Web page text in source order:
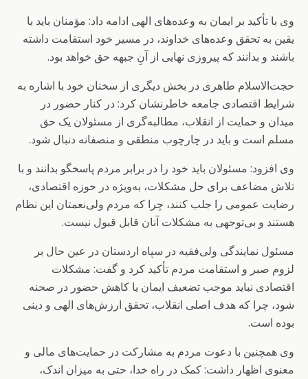
وی با تأکید بر ایمان به وعده‌های الهی ادامه داد: مؤمنان باید با
یقین به تحقق وعده‌های خداوند، در مسیر خود استقامت داشته
باشند و بدانند که پیروزی نهایی از آنِ جبهه حق خواهد بود.
حجت‌الاسلام طاهری در بخش دیگری از سخنان خود با اشاره به
شرایط اقتصادی جامعه خاطرنشان کرد: در کنار حضور در
میدان و حمایت از انقلاب، مطالبه‌گری از مسئولان یک حق
مسلم است و باید در چارچوب منطقی و منصفانه دنبال شود.
وی افزود: مسئولان باید خود را در برابر مردم پاسخگو بدانند و با
تلاش مضاعف برای حل مشکلات، به‌ویژه در حوزه اقتصادی،
رضایت عمومی را جلب کنند، چرا که مردم ولی‌نعمتان این نظام
هستند و بی‌توجهی به مشکلات آنان قابل قبول نیست.
مسئول نمایندگی ولی‌فقیه در سپاه اردستان در عین حال بر
لزوم صبر و استقامت مردم تأکید کرد و گفت: مشکلات
اقتصادی نباید موجب تضعیف ایمان یا کاهش حضور در صحنه
شود، چرا که هدف اصلی انقلاب، تحقق ارزش‌های الهی و دینی
بوده است.
وی همچنین با دعوت مردم به مشارکت در حمایت‌های مالی و
معنوی اظهار داشت: کمک در راه خدا، حتی به میزان اندک،